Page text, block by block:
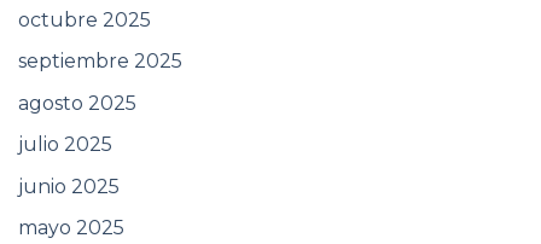
octubre 2025
septiembre 2025
agosto 2025
julio 2025
junio 2025
mayo 2025